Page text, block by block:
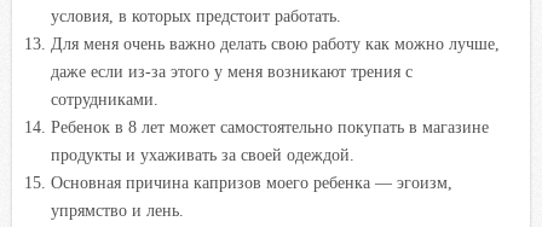
условия, в которых предстоит работать.
Для меня очень важно делать свою работу как можно лучше,
даже если из-за этого у меня возникают трения с
сотрудниками.
Ребенок в 8 лет может самостоятельно покупать в магазине
продукты и ухаживать за своей одеждой.
Основная причина капризов моего ребенка — эгоизм,
упрямство и лень.